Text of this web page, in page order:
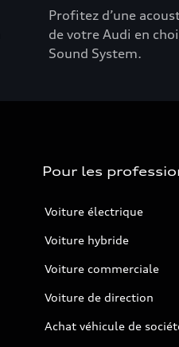
Profitez d’une
de votre Audi en
Sound System.
Pour les
Voiture électrique
Voiture hybride
Voiture commerciale
Voiture de direction
Achat véhicule de